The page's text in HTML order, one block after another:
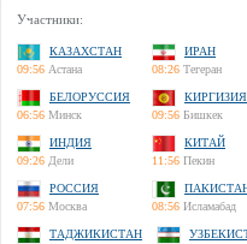
Участники:
КАЗАХСТАН
09:56 Астана
ИРАН
08:26 Тегеран
БЕЛОРУССИЯ
06:56 Минск
КИРГИЗИЯ
09:56 Бишкек
ИНДИЯ
09:26 Дели
КИТАЙ
11:56 Пекин
РОССИЯ
07:56 Москва
08:56 Исламабад
ТАДЖИКИСТАН